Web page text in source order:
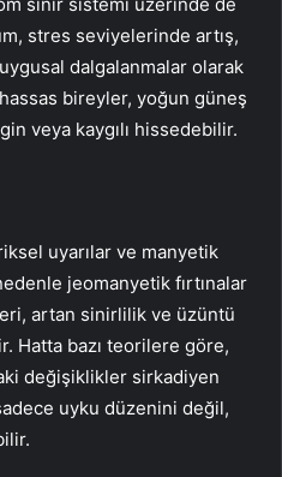
stres seviyelerinde artış,
dalgalanmalar olarak
bireyler, yoğun güneş
veya kaygılı hissedebilir.
uyarılar ve manyetik
jeomanyetik fırtınalar
artan sinirlilik ve üzüntü
Hatta bazı teorilere göre,
değişiklikler sirkadiyen
uyku düzenini değil,